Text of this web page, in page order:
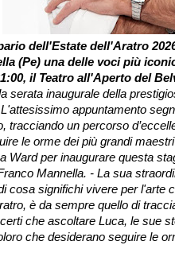
dell'Estate dell'Aratro
(Pe) una delle voci più
il Teatro all'Aperto del
serata inaugurale della
appuntamento
tracciando un percorso
le orme dei più grandi
Ward per inaugurare questa
Mannella. - La sua
cosa significhi vivere per l'arte
è da sempre quello di
che ascoltare Luca, le sue
che desiderano seguire le